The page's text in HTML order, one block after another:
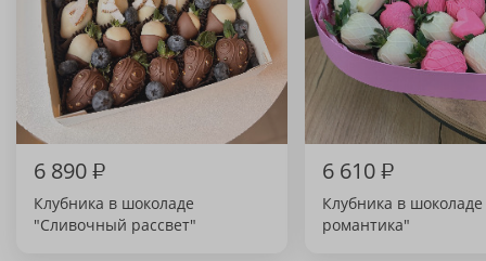
6 890₽
Клубника в шоколаде
"Сливочный рассвет"
6 610₽
Клубника в
романтика"